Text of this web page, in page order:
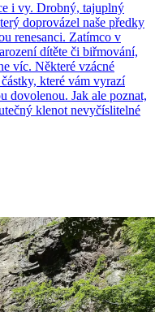
i vy. Drobný, tajuplný
doprovázel naše předky
renesanci. Zatímco v
dítěte či biřmování,
víc. Některé vzácné
které vám vyrazí
dovolenou. Jak ale poznat,
klenot nevyčíslitelné